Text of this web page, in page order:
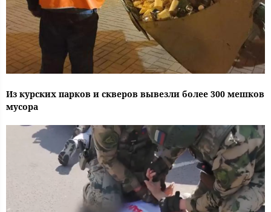
Из курских парков и скверов вывезли более 300 мешков
мусора